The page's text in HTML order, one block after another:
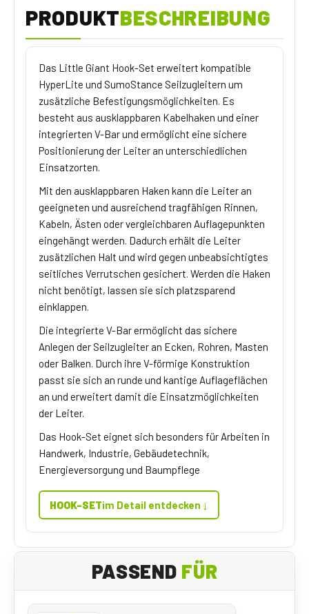
PRODUKTBESCHREIBUNG
Das Little Giant Hook-Set erweitert kompatible
HyperLite und SumoStance Seilzugleitern um
zusätzliche Befestigungsmöglichkeiten. Es
besteht aus ausklappbaren Kabelhaken und einer
integrierten V-Bar und ermöglicht eine sichere
Positionierung der Leiter an unterschiedlichen
Einsatzorten.
Mit den ausklappbaren Haken kann die Leiter an
geeigneten und ausreichend tragfähigen Rinnen,
Kabeln, Ästen oder vergleichbaren Auflagepunkten
eingehängt werden. Dadurch erhält die Leiter
zusätzlichen Halt und wird gegen unbeabsichtigtes
seitliches Verrutschen gesichert. Werden die Haken
nicht benötigt, lassen sie sich platzsparend
einklappen.
Die integrierte V-Bar ermöglicht das sichere
Anlegen der Seilzugleiter an Ecken, Rohren, Masten
oder Balken. Durch ihre V-förmige Konstruktion
passt sie sich an runde und kantige Auflageflächen
an und erweitert damit die Einsatzmöglichkeiten
der Leiter.
Das Hook-Set eignet sich besonders für Arbeiten in
Handwerk, Industrie, Gebäudetechnik,
Energieversorgung und Baumpflege
HOOK-SETim Detail entdecken ↓
PASSEND FÜR